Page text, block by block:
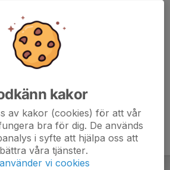
sig till aktiviteten. 90 personer är
kakor
av kakor (cookies) för att vår
bra för dig. De används
i syfte att hjälpa oss att
våra tjänster.
vi cookies